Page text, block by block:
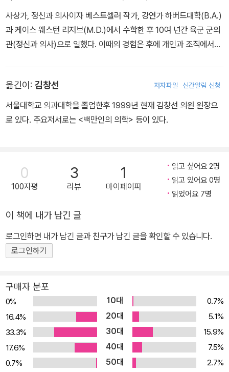
사상가, 정신과 의사이자 베스트셀러 작가, 강연가 하버드대학(B.A.)
과 케이스 웨스턴 리저브(M.D.)에서 수학한 후 10여 년간 육군 군의
관(정신과 의사)으로 일했다. 이때의 경험은 후에 개인과 조직에서의
할 길》은 ‘사랑, 전통적 가치, 영적 성장에 대한 새로운 심리학’이라는
부제가 보여주듯 ‘심리학과 영성을 매우 성공적으로 결합시킨 중요한
책’으로 평가되며 이후 《뉴욕타임스》의 최장기 베스트셀러 목록을 차
직과 사회의 영적 성장을 꿈꾸었던 스캇 펙은 그러한 이상을 실현하
기 위해 아내와 함께 비영리 교육기관인 공동체장려재단(FCE)을 만
해법은 《마음을 어떻게 비울 것인가》에 고스란히 담겼다. 일생 동안
‘자기 훈육’의 필요성을 강조했고 그 때문에 진정한 자기계발서 장르
를 구축한 저자라고 평가받는 스캇 펙은 2005년 69세의 나이로 세
상을 떠났다. 지금까지도 전 세계인의 사랑을 받고 있는 그의 대표작
집인 이 책 《끝나지 않은 여행》(1993), 첫 출간 이후 20여 년간 더
깊어진 통찰과 통합적 시각을 보여주는 《그리고 저 너머에》(1997)
등이 있다.
옮긴이: 김창선 저자파일 신간알림 신청
서울대학교 의과대학을 졸업한후 1999년 현재 김창선 의원 원장으
로 있다. 주요저서로는 <백만인의 의학> 등이 있다.
0
100자평
3
리뷰
1
마이페이퍼
읽고 싶어요 2명
읽고 있어요 0명
읽었어요 7명
이 책에 내가 남긴 글
로그인하면 내가 남긴 글과 친구가 남긴 글을 확인할 수 있습니다.
로그인하기
구매자 분포
0% 10대
0.7%
16.4%
20대
5.1%
33.3%
30대
15.9%
17.6%
40대
7.5%
0.7%
50대
2.7%